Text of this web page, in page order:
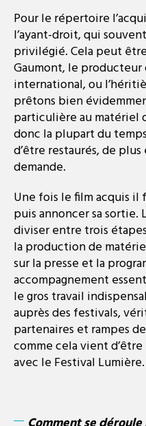
Pour le répertoire
l’ayant-droit, qui
privilégié. Cela peut
Gaumont, le
international, ou
prêtons bien
particulière au matériel
donc la plupart du
d’être restaurés, de
demande.
Une fois le film acquis
puis annoncer sa
diviser entre trois
la production de
sur la presse et la
accompagnement
le gros travail
auprès des festivals,
partenaires et rampes
comme cela vient
avec le Festival Lumière.